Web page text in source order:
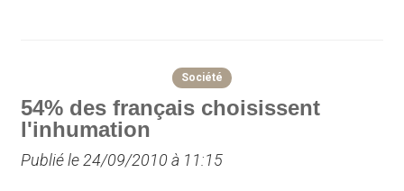
Société
54% des français choisissent
l'inhumation
Publié le 24/09/2010 à 11:15